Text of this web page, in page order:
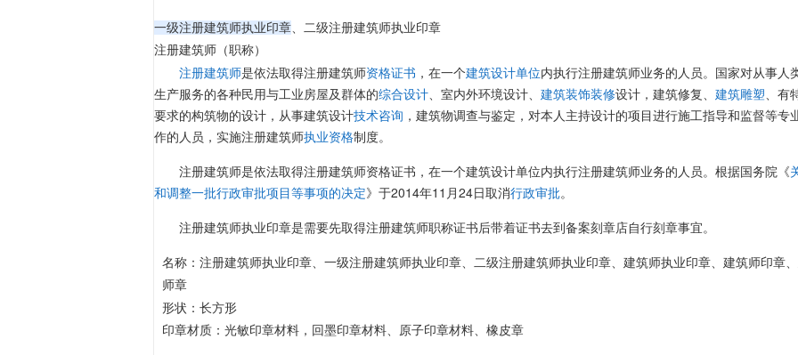
一级注册建筑师执业印章
二级注册建筑师执业印章
注册建筑师（职称）
注册建筑师是依法取得注册建筑师资格证书 ，在一个建筑设计单位内执行注册建筑师业务的人员。国家对从事人
生产服务的各种民用与工业房屋及群体的综合设计、室内外环境设计、 建筑装饰装修设计，建筑修复、 建筑雕塑、有
要求的构筑物的设计，从事建筑设计技术咨询 ，建筑物调查与鉴定，对本人主持设计的项目进行施工指导和监督等专
作的人员，实施注册建筑师执业资格制度。
注册建筑师是依法取得注册建筑师资格证书，在一个建筑设计单位内执行注册建筑师业务的人员。根据国务院《
和调整一批行政审批项目等事项的决定》于2014年11月24日取消行政审批。
注册建筑师执业印章是需要先取得注册建筑师职称证书后带着证书去到备案刻章店自行刻章事宜。
名称： 注册建筑师执业印章、一级注册建筑师执业印章、二级注册建筑师执业印章、 建筑师执业印章、 建筑师印章、
师章
形状： 长方形
印章材质： 光敏印章材料， 回墨印章材料、 原子印章材料、 橡皮章